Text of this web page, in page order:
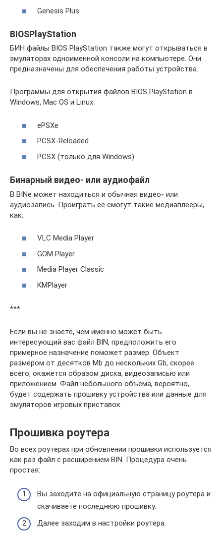
Genesis Plus
BIOSPlayStation
БИН файлы BIOS PlayStation также могут открываться в
эмуляторах одноименной консоли на компьютере. Они
предназначены для обеспечения работы устройства.
Программы для открытия файлов BIOS PlayStation в
Windows, Mac OS и Linux:
ePSXe
PCSX-Reloaded
PCSX (только для Windows)
Бинарный видео- или аудиофайл
В BINе может находиться и обычная видео- или
аудиозапись. Проиграть её смогут такие медиаплееры,
как:
VLC Media Player
GOM Player
Media Player Classic
KMPlayer
***
Если вы не знаете, чем именно может быть
интересующий вас файл BIN, предположить его
примерное назначение поможет размер. Объект
размером от десятков Mb до нескольких Gb, скорее
всего, окажется образом диска, видеозаписью или
приложением. Файл небольшого объема, вероятно,
будет содержать прошивку устройства или данные для
эмуляторов игровых приставок.
Прошивка роутера
Во всех роутерах при обновлении прошивки используется
как раз файл с расширением BIN. Процедура очень
простая:
Вы заходите на официальную страницу роутера и
скачиваете последнюю прошивку.
Далее заходим в настройки роутера.